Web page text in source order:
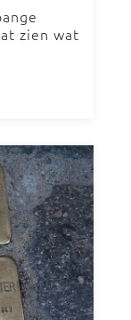
zien wat